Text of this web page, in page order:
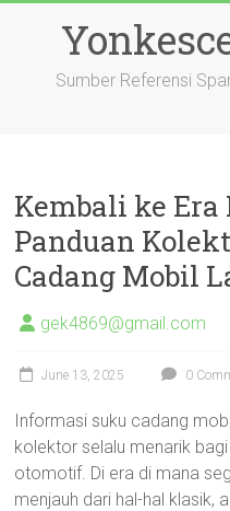
Sumber Referensi
Kembali ke Era
Panduan
Cadang Mobil
gek4869@gmail.com
June 13, 2025 0
Informasi suku cadang
kolektor selalu menarik
otomotif. Di era di mana
menjauh dari hal-hal klasik,